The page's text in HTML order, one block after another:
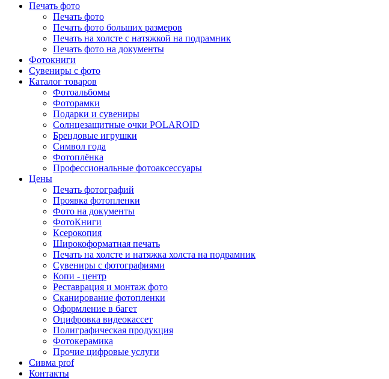
Печать фото
Печать фото
Печать фото больших размеров
Печать на холсте с натяжкой на подрамник
Печать фото на документы
Фотокниги
Сувениры с фото
Каталог товаров
Фотоальбомы
Фоторамки
Подарки и сувениры
Солнцезащитные очки POLAROID
Брендовые игрушки
Символ года
Фотоплёнка
Профессиональные фотоаксессуары
Цены
Печать фотографий
Проявка фотопленки
Фото на документы
ФотоКниги
Ксерокопия
Широкоформатная печать
Печать на холсте и натяжка холста на подрамник
Сувениры с фотографиями
Копи - центр
Реставрация и монтаж фото
Сканирование фотопленки
Оформление в багет
Оцифровка видеокассет
Полиграфическая продукция
Фотокерамика
Прочие цифровые услуги
Сивма prof
Контакты